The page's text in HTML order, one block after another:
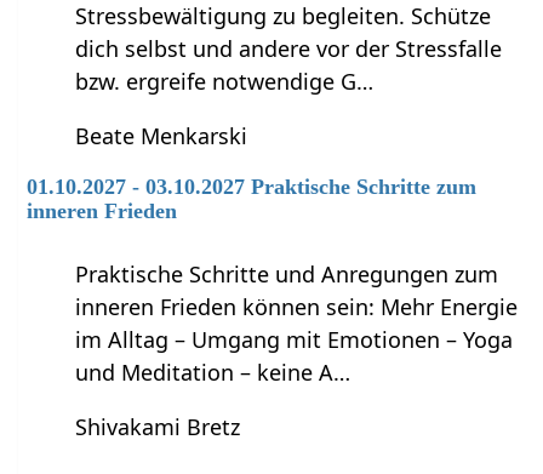
Stressbewältigung zu begleiten. Schütze
dich selbst und andere vor der Stressfalle
bzw. ergreife notwendige G…
Beate Menkarski
01.10.2027 - 03.10.2027 Praktische Schritte zum
inneren Frieden
Praktische Schritte und Anregungen zum
inneren Frieden können sein: Mehr Energie
im Alltag – Umgang mit Emotionen – Yoga
und Meditation – keine A…
Shivakami Bretz